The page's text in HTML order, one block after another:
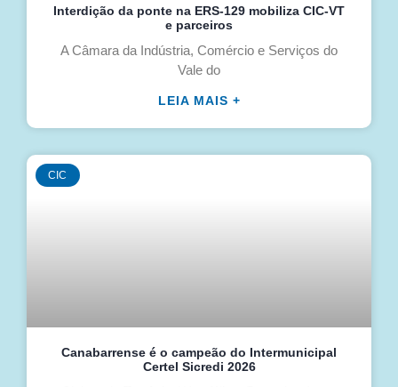
Interdição da ponte na ERS-129 mobiliza CIC-VT
e parceiros
A Câmara da Indústria, Comércio e Serviços do
Vale do
LEIA MAIS +
CIC
Canabarrense é o campeão do Intermunicipal
Certel Sicredi 2026